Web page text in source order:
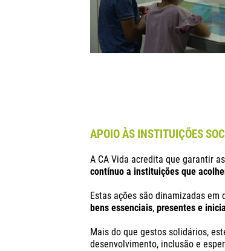
APOIO ÀS INSTITUIÇÕES
A CA Vida acredita que garantir
contínuo a instituições que
Estas ações são dinamizadas
bens essenciais, presentes e
Mais do que gestos solidários,
desenvolvimento, inclusão e